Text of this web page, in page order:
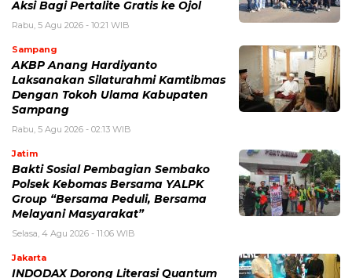
Aksi Bagi Pertalite Gratis ke Ojol
Rabu, 5 Agu 2026 - 10:21 WIB
Sampang
AKBP Anang Hardiyanto
Laksanakan Silaturahmi Kamtibmas
Dengan Tokoh Ulama Kabupaten
Sampang
Rabu, 5 Agu 2026 - 02:13 WIB
Jatim
Bakti Sosial Pembagian Sembako
Polsek Kebomas Bersama YALPK
Group “Bersama Peduli, Bersama
Melayani Masyarakat”
Selasa, 4 Agu 2026 - 11:06 WIB
Jakarta
INDODAX Dorong Literasi Quantum